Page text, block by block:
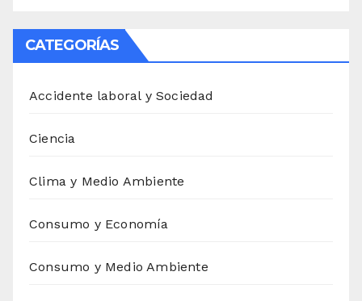
CATEGORÍAS
Accidente laboral y Sociedad
Ciencia
Clima y Medio Ambiente
Consumo y Economía
Consumo y Medio Ambiente